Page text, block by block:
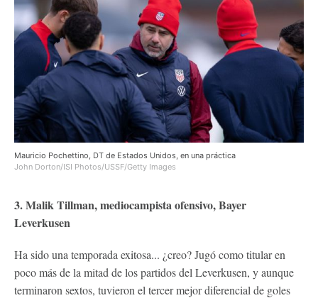
Mauricio Pochettino, DT de Estados Unidos, en una práctica
John Dorton/ISI Photos/USSF/Getty Images
3. Malik Tillman, mediocampista ofensivo, Bayer
Leverkusen
Ha sido una temporada exitosa... ¿creo? Jugó como titular en
poco más de la mitad de los partidos del Leverkusen, y aunque
terminaron sextos, tuvieron el tercer mejor diferencial de goles